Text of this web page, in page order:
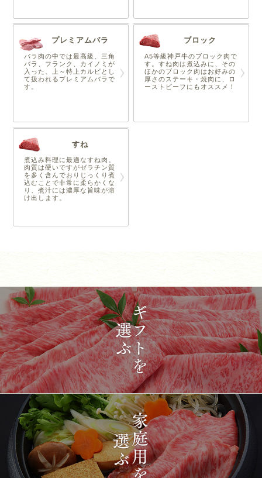
プレミアムバラ
バラ肉の中では最高級、三角
バラ、フランク、カイノミが
入った、上～特上カルビとし
て扱われるプレミアムバラで
す。
ブロック
A5等級神戸牛のブロック肉で
す。すね肉は煮込みに、その
ほかのブロック肉はお好みの
厚さのステーキ・焼肉に、ロ
ーストビーフにもオススメ！
すね
煮込み料理に最適なすね肉。
肉質は硬いですがゼラチン質
を多く含んでおりじっくり煮
込むことで非常に柔らかくな
り、煮汁には濃厚な旨味が溶
け出します。